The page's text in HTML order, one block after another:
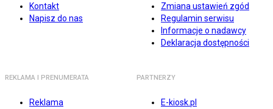
Kontakt
Napisz do nas
Zmiana ustawień zgód
Regulamin serwisu
Informacje o nadawcy
Deklaracja dostępności
REKLAMA I PRENUMERATA
Reklama
PARTNERZY
E-kiosk.pl